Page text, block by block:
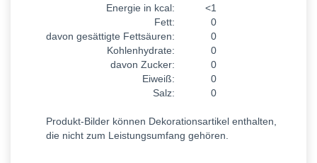
Energie in kcal:
<1
Fett:
0
davon gesättigte Fettsäuren:
0
Kohlenhydrate:
0
davon Zucker:
0
Eiweiß:
0
Salz:
0
Produkt-Bilder können Dekorationsartikel enthalten,
die nicht zum Leistungsumfang gehören.